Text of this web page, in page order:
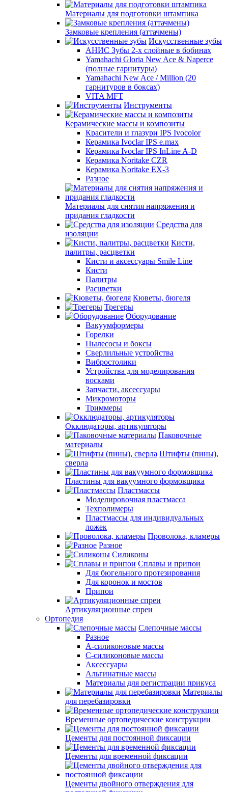
Материалы для подготовки штампика
Замковые крепления (аттачмены)
Искусственные зубы
АНИС Зубы 2-х слойные в бобинах
Yamahachi Gloria New Ace & Naperce
(полные гарнитуры)
Yamahachi New Ace / Million (20
гарнитуров в боксах)
VITA MFT
Инструменты
Керамические массы и композиты
Красители и глазури IPS Ivocolor
Керамика Ivoclar IPS e.max
Керамика Ivoclar IPS InLine A-D
Керамика Noritake CZR
Керамика Noritake EX-3
Разное
Материалы для снятия напряжения и
придания гладкости
Средства для
изоляции
Кисти,
палитры, расцветки
Кисти и аксессуары Smile Line
Кисти
Палитры
Расцветки
Кюветы, бюгеля
Трегеры
Оборудование
Вакуумформеры
Горелки
Пылесосы и боксы
Сверлильные устройства
Вибростолики
Устройства для моделирования
восками
Запчасти, аксессуары
Микромоторы
Триммеры
Окклюдаторы, артикуляторы
Паковочные
материалы
Штифты (пины),
сверла
Пластины для вакуумного формовщика
Пластмассы
Моделировочная пластмасса
Техполимеры
Пластмассы для индивидуальных
ложек
Проволока, кламеры
Разное
Силиконы
Сплавы и припои
Для бюгельного протезирования
Для коронок и мостов
Припои
Артикуляционные спреи
Ортопедия
Слепочные массы
Разное
А-силиконовые массы
С-силиконовые массы
Аксессуары
Альгинатные массы
Материалы для регистрации прикуса
Материалы
для перебазировки
Временные ортопедические конструкции
Цементы для постоянной фиксации
Цементы для временной фиксации
Цементы двойного отверждения для